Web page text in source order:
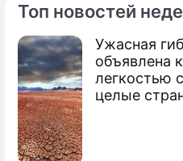
Топ новостей
Ужасная
объявлена
легкостью
целые
По теме
Россия запретила
Белоруссии
Крым защитили от